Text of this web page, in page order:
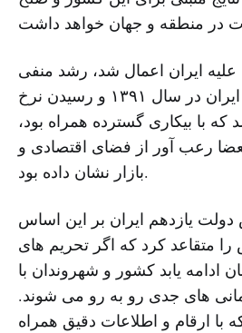
علیه ایران اعمال شد، رشد منفی
۶/۵ درصدی اقتصاد ایران در سال ۱۳۹۱ و رسیدن نرخ
۴۰ درصد که با بیکاری گسترده همراه بود،
رعب آور از فضای اقتصادی و
بازار نشان داده بود.
یازدهم ایران بر این اساس
متقاعد کرد که اگر تحریم های
ادامه یابد کشور و شهروندان با
های جدی رو به رو می شوند.
با ارقام و اطلاعات دقیق همراه